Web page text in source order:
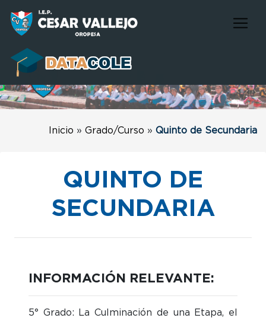
Inicio » Grado/Curso » Quinto de Secundaria
QUINTO DE
SECUNDARIA
INFORMACIÓN RELEVANTE:
5° Grado: La Culminación de una Etapa, el